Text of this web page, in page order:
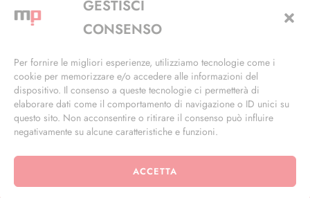
GESTISCI
CONSENSO
Per fornire le migliori esperienze, utilizziamo tecnologie come i
cookie per memorizzare e/o accedere alle informazioni del
dispositivo. Il consenso a queste tecnologie ci permetterà di
elaborare dati come il comportamento di navigazione o ID unici su
questo sito. Non acconsentire o ritirare il consenso può influire
negativamente su alcune caratteristiche e funzioni.
ACCETTA
+39 02 4846 3155
info@masterphil.it